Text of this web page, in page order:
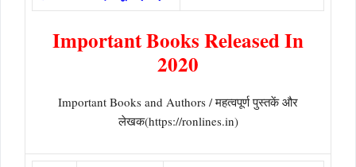
Important Books Released In
2020
Important Books and Authors / महत्वपूर्ण पुस्तकें और
लेखक(https://ronlines.in)